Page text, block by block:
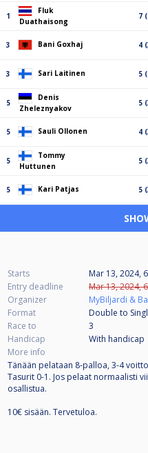
1
Fluk
Duathaisong
7
3 Bani Goxhaj 4
3 Sari Laitinen 5
5
Denis
Zheleznyakov
5
5 Sauli Ollonen 4
5
Tommy
Huttunen
5
5 Kari Patjas 5
Starts
Mar 13, 2024,
Entry deadline
Mar 13, 2024,
Organizer
MyBiljardi &
Format
Double to
Race to
3
Handicap
With handicap
More info
Tänään pelataan 8-palloa, 3-4
Tasurit 0-1. Jos pelaat normaalisti
osallistua.
10€ sisään. Tervetuloa.